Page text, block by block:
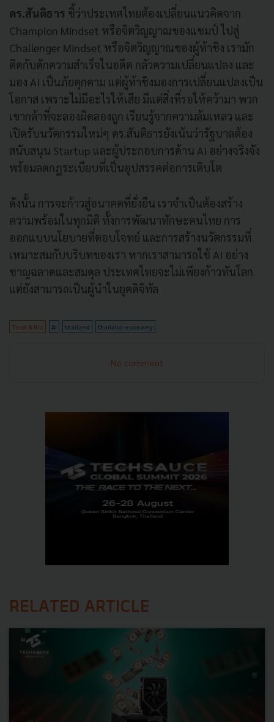
ดร.สันติธาร ชี้ว่าประเทศไทยต้องเปลี่ยนแนวคิดจาก
Champion Mindset หรือจิตวิญญาณของแชมป์ ไปสู่
Challenger Mindset หรือจิตวิญญาณของผู้ท้าชิง เรามัก
ติดกับดักความสำเร็จในอดีต กลัวความเปลี่ยนแปลง และ
มอง AI เป็นภัยคุกคาม แต่ผู้ท้าชิงมองการเปลี่ยนแปลงเป็น
โอกาส เพราะไม่มีอะไรให้เสีย มีแต่สิ่งที่รอให้คว้ามา พวก
เขากล้าที่จะลองผิดลองถูก เรียนรู้จากความล้มเหลว และ
เปิดรับนวัตกรรมใหม่ๆ ดร.สันติธารยังเน้นว่ารัฐบาลต้อง
สนับสนุน Startup และผู้ประกอบการด้าน AI อย่างจริงจัง
พร้อมลดกฎระเบียบที่เป็นอุปสรรคต่อการเติบโต
ดังนั้น การจะก้าวสู่อนาคตที่ยั่งยืน เราจำเป็นต้องสร้าง
ความพร้อมในทุกมิติ ทั้งการพัฒนาทักษะคนไทย การ
ออกแบบนโยบายที่ตอบโจทย์ และการสร้างนวัตกรรมที่
เหมาะสมกับบริบทของเรา หากเราสามารถใช้ AI อย่าง
ชาญฉลาดและสมดุล ประเทศไทยจะไม่เพียงก้าวทันโลก
แต่ยังสามารถเป็นผู้นำในยุคดิจิทัล
Tech & Biz AI thailand thailand-economy
No comment
RELATED ARTICLE